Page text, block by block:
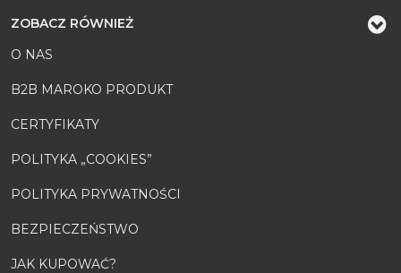
ZOBACZ RÓWNIEŻ
O NAS
B2B MAROKO PRODUKT
CERTYFIKATY
POLITYKA „COOKIES”
POLITYKA PRYWATNOŚCI
BEZPIECZEŃSTWO
JAK KUPOWAĆ?